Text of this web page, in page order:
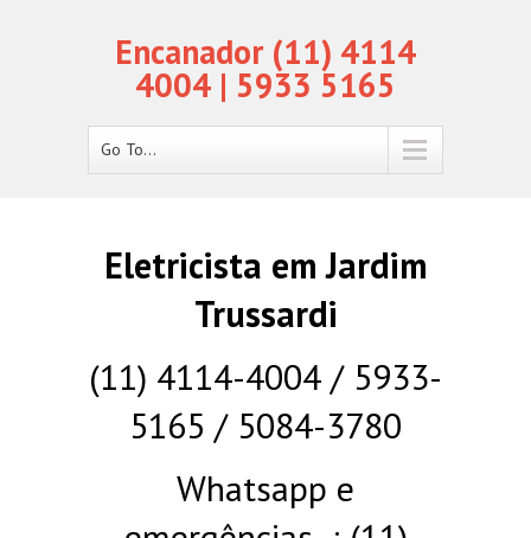
Encanador (11) 4114
4004 | 5933 5165
Go To...
Eletricista em Jardim
Trussardi
(11) 4114-4004 / 5933-
5165 / 5084-3780
Whatsapp e